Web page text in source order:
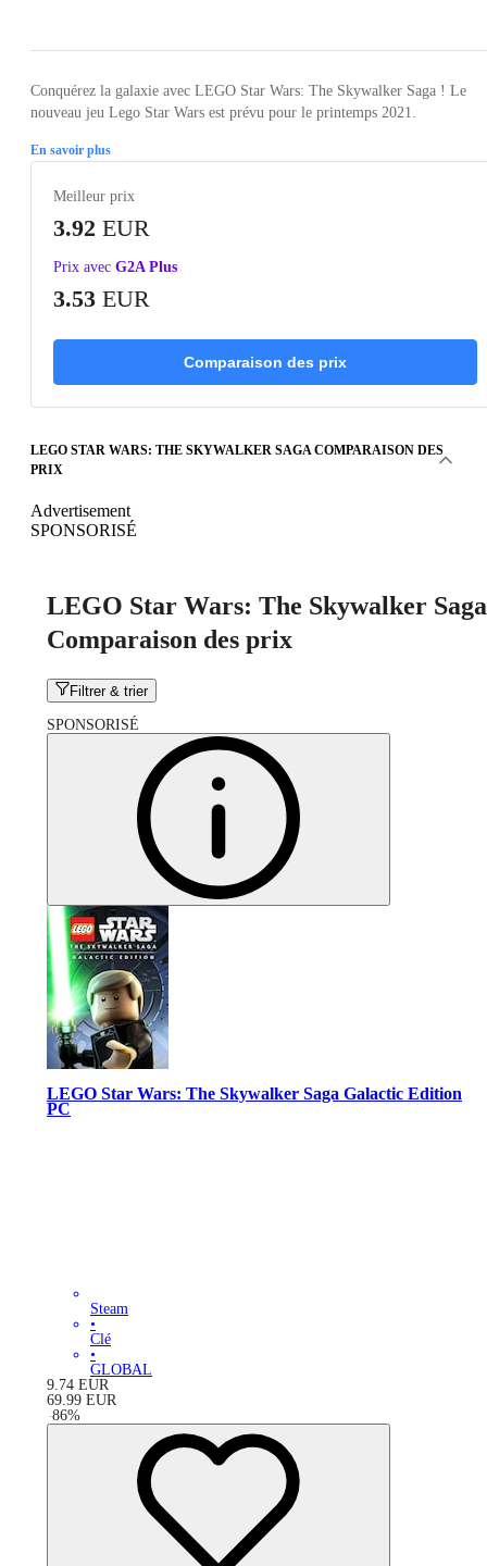
Conquérez la galaxie avec LEGO Star Wars: The Skywalker Saga ! Le
nouveau jeu Lego Star Wars est prévu pour le printemps 2021.
En savoir plus
Meilleur prix
3.92 EUR
Prix avec G2A Plus
3.53 EUR
Comparaison des prix
LEGO STAR WARS: THE SKYWALKER SAGA COMPARAISON DES
PRIX
Advertisement
SPONSORISÉ
LEGO Star Wars: The Skywalker Saga
Comparaison des prix
Filtrer & trier
SPONSORISÉ
LEGO Star Wars: The Skywalker Saga Galactic Edition
PC
Steam
•
Clé
•
GLOBAL
9.74 EUR
69.99 EUR
-86%